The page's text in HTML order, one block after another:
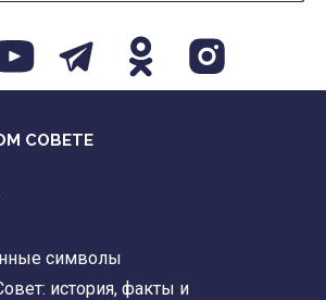
СОВЕТЕ
символы
история, факты и